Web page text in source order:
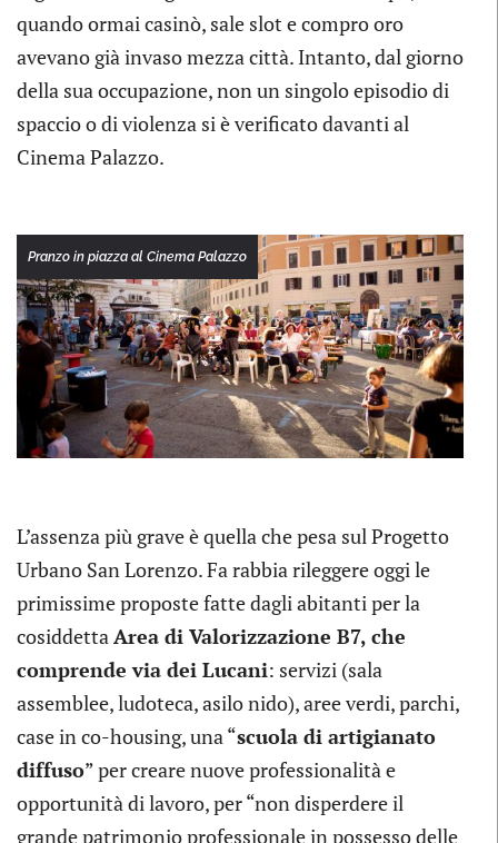
quando ormai casinò, sale slot e compro oro
avevano già invaso mezza città. Intanto, dal giorno
della sua occupazione, non un singolo episodio di
spaccio o di violenza si è verificato davanti al
Cinema Palazzo.
Pranzo in piazza al Cinema Palazzo
L’assenza più grave è quella che pesa sul Progetto
Urbano San Lorenzo. Fa rabbia rileggere oggi le
primissime proposte fatte dagli abitanti per la
cosiddettaArea di Valorizzazione B7, che
comprende via dei Lucani: servizi (sala
assemblee, ludoteca, asilo nido), aree verdi, parchi,
case in co-housing, una “scuola di artigianato
diffuso” per creare nuove professionalità e
opportunità di lavoro, per “non disperdere il
grande patrimonio professionale in possesso delle